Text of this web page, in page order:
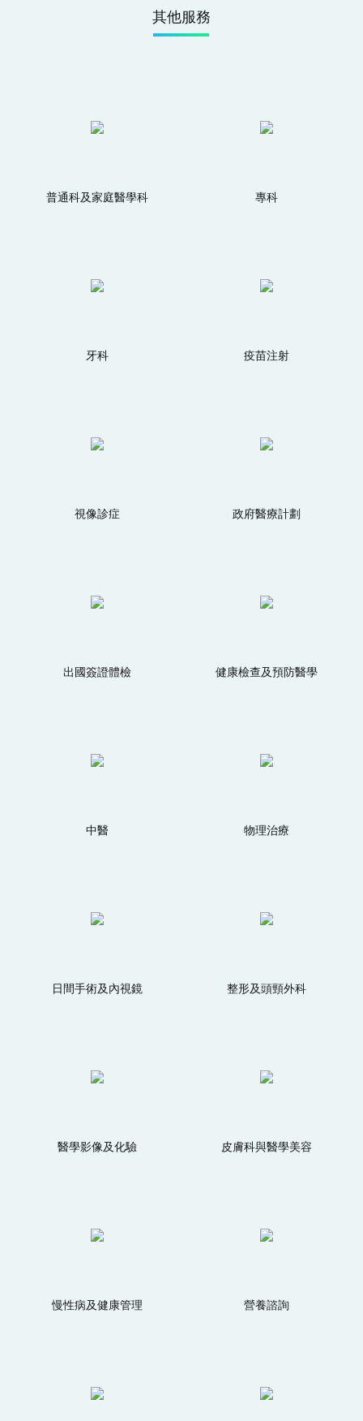
其他服務
普通科及家庭醫學科 專科
牙科 疫苗注射
視像診症 政府醫療計劃
出國簽證體檢 健康檢查及預防醫學
中醫 物理治療
日間手術及內視鏡 整形及頭頸外科
醫學影像及化驗 皮膚科與醫學美容
慢性病及健康管理 營養諮詢